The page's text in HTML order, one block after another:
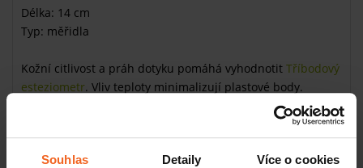
Souhlas Detaily Více o cookies
Délka: 14 cm
Typ: měřidla
Kožní citlivost a práh dotyku pomáhá vyhodnotit Tříbodový
esteziometr. Vliv teploty minimalizují plastové body.
Dvoubodový diskriminátor má třetí bod, který umožňuje
střídání mezi stimulací jednostupňového a dvojitého bodu
bez změny nastavení, měří až 14 centimetrů diskriminace.